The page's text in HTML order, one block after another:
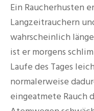
Ein Raucherhusten
Langzeitrauchern
wahrscheinlich
ist er morgens
Laufe des Tages
normalerweise
eingeatmete Rauch